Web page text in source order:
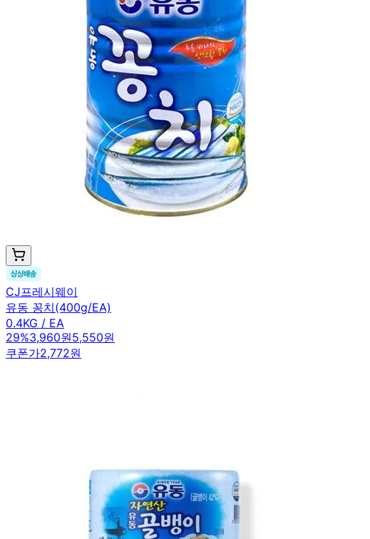
CJ프레시웨이
유동 꽁치(400g/EA)
0.4KG / EA
29%3,960원5,550원
쿠폰가2,772원